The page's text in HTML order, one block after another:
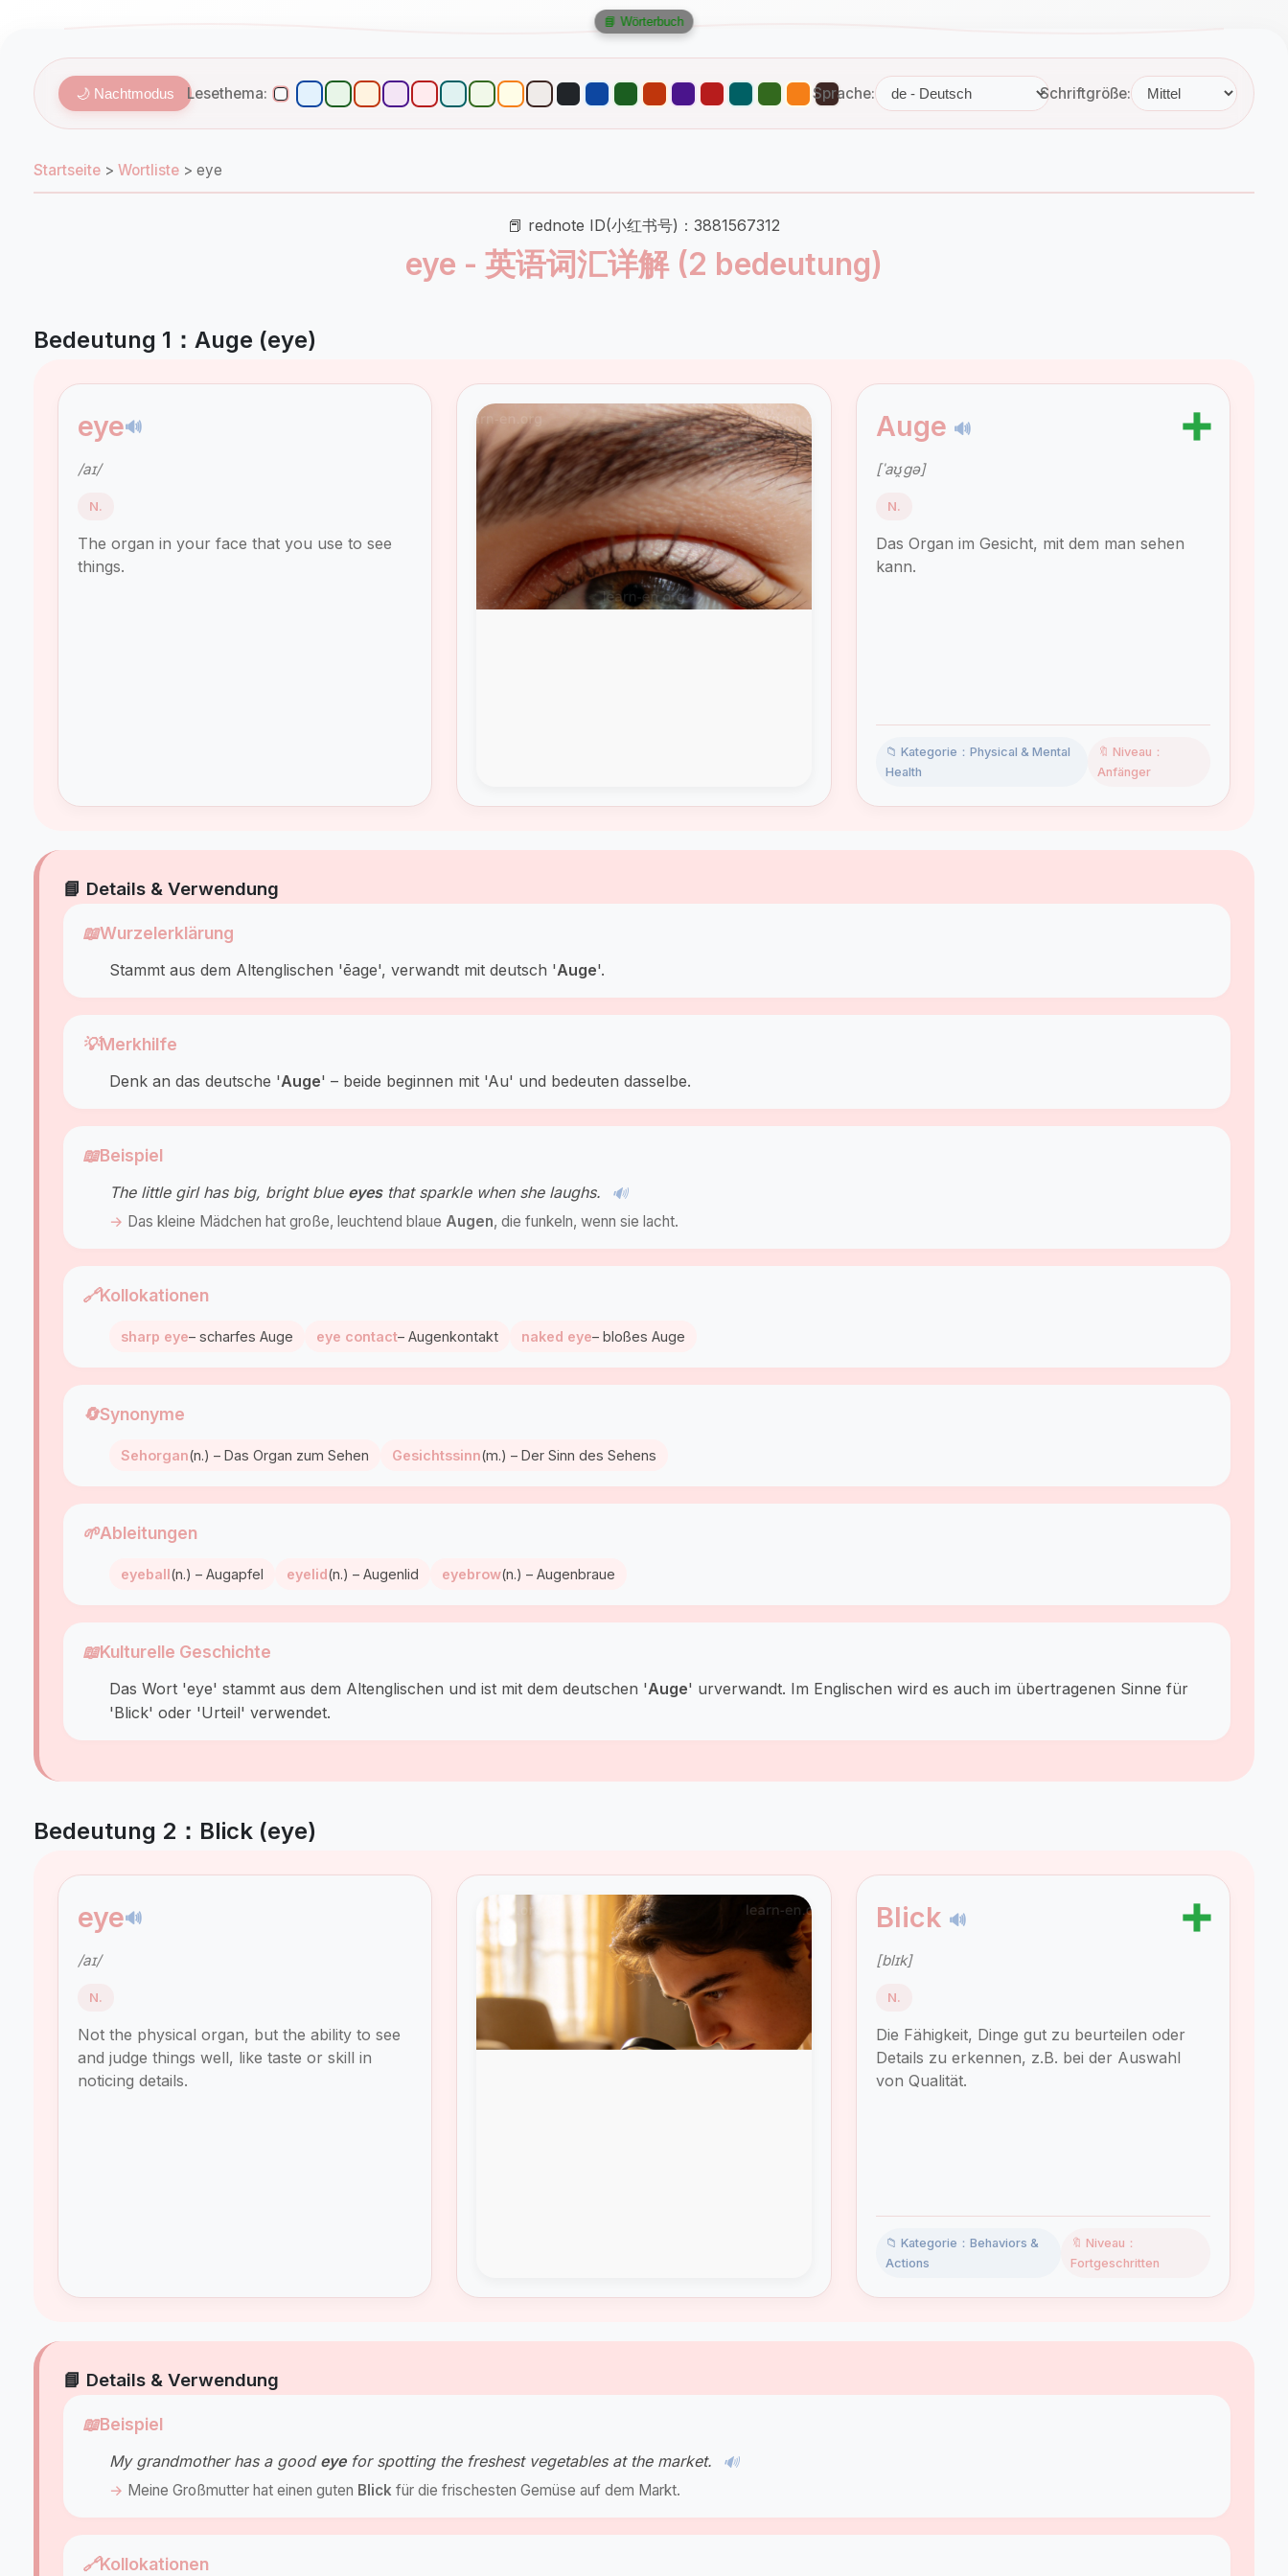
🌙 Nachtmodus Lesethema: Sprache: Schriftgröße:
Startseite > Wortliste > eye
📕 rednote ID(小红书号)：3881567312
eye - 英语词汇详解 (2 bedeutung)
Bedeutung 1：Auge (eye)
eye🔊
/aɪ/
N.
The organ in your face that you use to see
things.
Auge 🔊 ➕
[ˈaʊ̯ɡə]
N.
Das Organ im Gesicht, mit dem man sehen
kann.
📁 Kategorie：Physical & Mental
Health
🔖 Niveau：
Anfänger
📘 Details & Verwendung
📖Wurzelerklärung
Stammt aus dem Altenglischen 'ēage', verwandt mit deutsch 'Auge'.
💡Merkhilfe
Denk an das deutsche 'Auge' – beide beginnen mit 'Au' und bedeuten dasselbe.
📖Beispiel
The little girl has big, bright blue eyesthat sparkle when she laughs. 🔊
Das kleine Mädchen hat große, leuchtend blaue Augen, die funkeln, wenn sie lacht.
🔗Kollokationen
sharp eye– scharfes Auge eye contact– Augenkontakt naked eye– bloßes Auge
🔄Synonyme
Sehorgan(n.) – Das Organ zum Sehen Gesichtssinn(m.) – Der Sinn des Sehens
🌱Ableitungen
eyeball(n.) – Augapfel eyelid(n.) – Augenlid eyebrow(n.) – Augenbraue
📖Kulturelle Geschichte
Das Wort 'eye' stammt aus dem Altenglischen und ist mit dem deutschen 'Auge' urverwandt. Im Englischen wird es auch im übertragenen Sinne für
'Blick' oder 'Urteil' verwendet.
Bedeutung 2：Blick (eye)
eye🔊
/aɪ/
N.
Not the physical organ, but the ability to see
and judge things well, like taste or skill in
noticing details.
Blick 🔊 ➕
[blɪk]
N.
Die Fähigkeit, Dinge gut zu beurteilen oder
Details zu erkennen, z.B. bei der Auswahl
von Qualität.
📁 Kategorie：Behaviors &
Actions
🔖 Niveau：
Fortgeschritten
📘 Details & Verwendung
📖Beispiel
My grandmother has a good eyefor spotting the freshest vegetables at the market. 🔊
Meine Großmutter hat einen guten Blick für die frischesten Gemüse auf dem Markt.
🔗Kollokationen
📘 Wörterbuch